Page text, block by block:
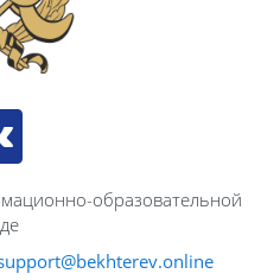
образовательной